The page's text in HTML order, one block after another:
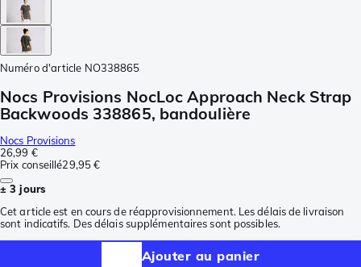
Numéro d'article NO338865
Nocs Provisions NocLoc Approach Neck Strap
Backwoods 338865, bandoulière
Nocs Provisions
26,99 €
Prix conseillé29,95 €
± 3 jours
Cet article est en cours de réapprovisionnement. Les délais de livraison
sont indicatifs. Des délais supplémentaires sont possibles.
Ajouter au panier